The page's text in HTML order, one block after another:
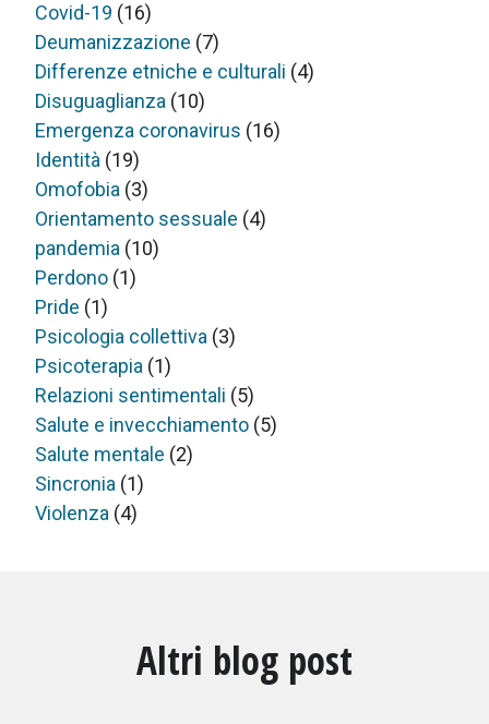
Covid-19 (16)
Deumanizzazione (7)
Differenze etniche e culturali (4)
Disuguaglianza (10)
Emergenza coronavirus (16)
Identità (19)
Omofobia (3)
Orientamento sessuale (4)
pandemia (10)
Perdono (1)
Pride (1)
Psicologia collettiva (3)
Psicoterapia (1)
Relazioni sentimentali (5)
Salute e invecchiamento (5)
Salute mentale (2)
Sincronia (1)
Violenza (4)
Altri blog post